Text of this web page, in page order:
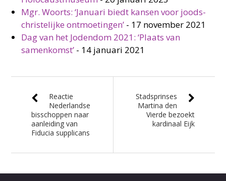
Mgr. Woorts: ‘Januari biedt kansen voor joods-
christelijke ontmoetingen’ - 17 november 2021
Dag van het Jodendom 2021: ‘Plaats van
samenkomst’ - 14 januari 2021
Reactie
Nederlandse
bisschoppen naar
aanleiding van
Fiducia supplicans
Stadsprinses
Martina den
Vierde bezoekt
kardinaal Eijk